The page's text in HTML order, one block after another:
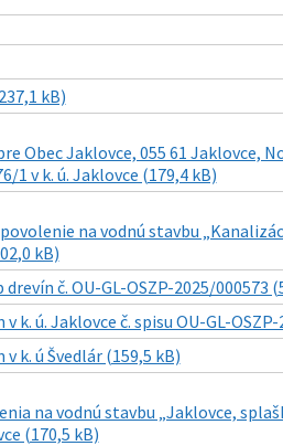
kB)
Jaklovce, 055 61 Jaklovce,
1 v k. ú. Jaklovce (179,4 kB)
na vodnú stavbu
kB)
č. OU-GL-OSZP-2025/000573
ú. Jaklovce č. spisu OU-GL-
k. ú Švedlár (159,5 kB)
na vodnú stavbu „Jaklovce,
(170,5 kB)